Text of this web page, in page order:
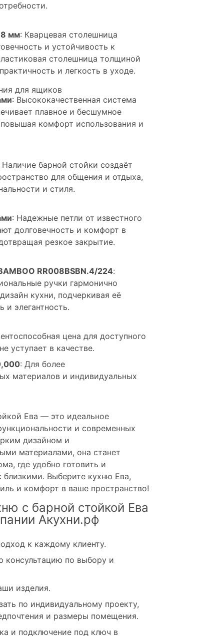
мм: Кварцевая столешница
и устойчивость к
столешница толщиной
и легкость в уходе.
для ящиков
: Высококачественная система
плавное и бесшумное
комфорт использования и
Наличие барной стойки создаёт
для общения и отдыха,
и стиля.
: Надежные петли от известного
долговечность и комфорт в
резкое закрытие.
RR008BSBN.4/224:
ручки гармонично
кухни, подчеркивая её
и элегантность.
цена для доступного
уступает в качестве.
: Для более
материалов и индивидуальных
Ева — это идеальное
и современных
дизайном и
материалами, она станет
где удобно готовить и
близкими. Выберите кухню Ева,
и комфорт в ваше пространство!
с барной стойкой Ева
Акухни.рф
к каждому клиенту.
консультацию по выбору и
изделия.
по индивидуальному проекту,
и размеры помещения.
и подключение под ключ в